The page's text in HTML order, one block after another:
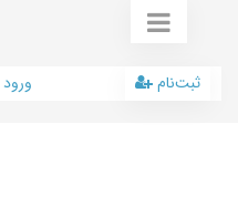
ورود ثبت‌نام